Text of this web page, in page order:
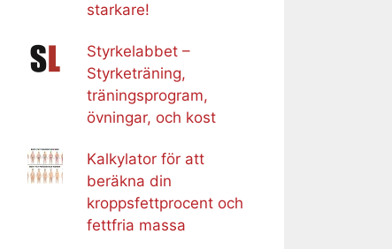
starkare!
Styrkelabbet –
Styrketräning,
träningsprogram,
övningar, och kost
Kalkylator för att
beräkna din
kroppsfettprocent och
fettfria massa